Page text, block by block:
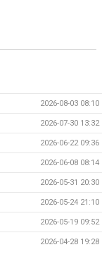
2026-08-03 08:10
2026-07-30 13:32
2026-06-22 09:36
2026-06-08 08:14
2026-05-31 20:30
2026-05-24 21:10
2026-05-19 09:52
2026-04-28 19:28